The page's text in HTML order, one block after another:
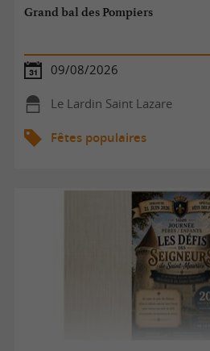
Grand bal des Pompiers
09/08/2026
Le Lardin Saint Lazare
Fêtes populaires